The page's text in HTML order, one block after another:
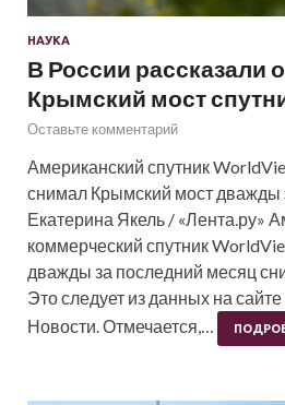
НАУКА
В России рассказали
Крымский мост
Оставьте комментарий
Американский спутник
снимал Крымский мост дважды
Екатерина Якель / «Лента.ру»
коммерческий спутник
дважды за последний месяц
Это следует из данных на
Новости. Отмечается,…